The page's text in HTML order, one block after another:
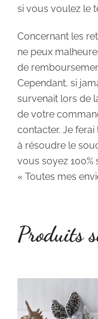
si vous voulez le
Concernant les
ne peux
de
Cependant, si
survenait lors de
de votre
contacter. Je
à résoudre le
vous soyez 100%
« Toutes mes
Produits